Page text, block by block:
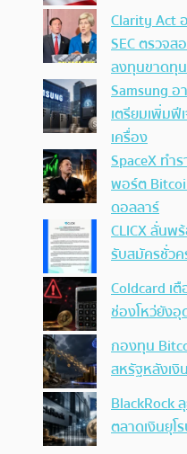
Clarity Act
SEC ตรวจ
ลงทุนขาดทุ
Samsung
เตรียมเพิ่มฟี
เครื่อง
SpaceX ทำ
พอร์ต
ดอลลาร์
CLICX ลั่น
รับสมัครชั่ว
Coldcard เ
ช่องโหว่ยังอุ
กองทุน
สหรัฐหลังเ
BlackRock
ตลาดเงินยุโ